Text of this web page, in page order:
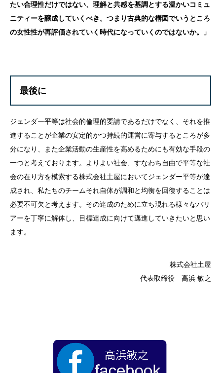
たい合理性だけではない、理解と共感を基調とする温かいコミュ
ニティーを醸成していくべき。つまり古典的な構図でいうところ
の女性性が再評価されていく時代になっていくのではないか。」
最後に
ジェンダー平等は社会的倫理的要請であるだけでなく、それを推
進することが企業の安定的かつ持続的運営に寄与するところが多
分になり、また企業活動の生産性を高めるためにも有効な手段の
一つと考えております。よりよい社会、すなわち自由で平等な社
会の在り方を模索する株式会社土屋においてジェンダー平等が達
成され、私たちのチームそれ自体が調和と均衡を回復することは
必要不可欠と考えます。その達成のために立ち現れる様々なバリ
アーを丁寧に解体し、目標達成に向けて邁進していきたいと思い
ます。
株式会社土屋
代表取締役 高浜 敏之